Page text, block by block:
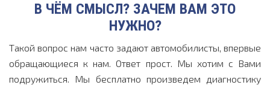
В ЧЁМ СМЫСЛ? ЗАЧЕМ ВАМ ЭТО
НУЖНО?
Такой вопрос нам часто задают автомобилисты, впервые
обращающиеся к нам. Ответ прост. Мы хотим с Вами
подружиться. Мы бесплатно произведем диагностику